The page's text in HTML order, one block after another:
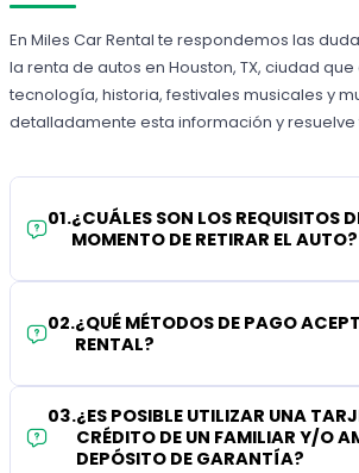
En Miles Car Rental te respondemos las
la renta de autos en Houston, TX, ciudad
tecnología, historia, festivales musicales y
detalladamente esta información y resuelve
01.¿CUÁLES SON LOS REQUISITOS
MOMENTO DE RETIRAR EL AUTO?
02.¿QUÉ MÉTODOS DE PAGO
RENTAL?
03.¿ES POSIBLE UTILIZAR UNA
CRÉDITO DE UN FAMILIAR Y/O
DEPÓSITO DE GARANTÍA?